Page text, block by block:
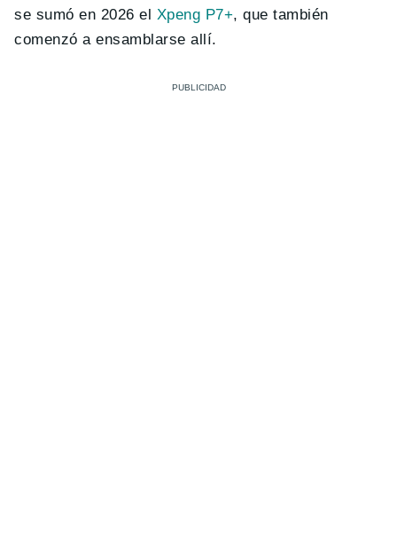
se sumó en 2026 el Xpeng P7+, que también
comenzó a ensamblarse allí.